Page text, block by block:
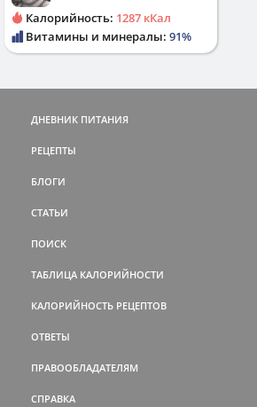
Калорийность: 1287 кКал
Витамины и минералы: 91%
ДНЕВНИК ПИТАНИЯ
РЕЦЕПТЫ
БЛОГИ
СТАТЬИ
ПОИСК
ТАБЛИЦА КАЛОРИЙНОСТИ
КАЛОРИЙНОСТЬ РЕЦЕПТОВ
ОТВЕТЫ
ПРАВООБЛАДАТЕЛЯМ
СПРАВКА